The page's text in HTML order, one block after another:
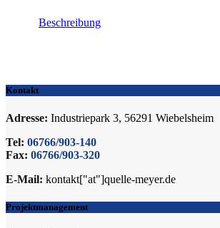
Beschreibung
Kontakt
Adresse: Industriepark 3, 56291 Wiebelsheim
Tel: 06766/903-140
Fax: 06766/903-320
E-Mail: kontakt["at"]quelle-meyer.de
Projektmanagement